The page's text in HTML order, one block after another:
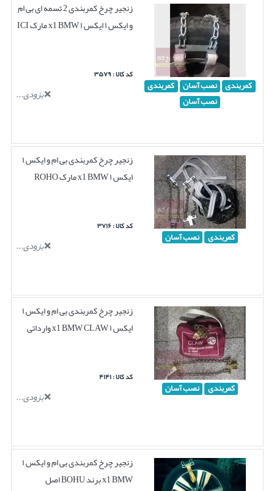
کمربندی نصب آسان کمربندی
نصب آسان
زنجیر چرخ کمربندی 2 تسمه ای بی ام
و ایکس ۱ ایکس ۱ x1 BMW مارک ICI
کد کالا : ۳۵۷۹
بزودی...
کمربندی نصب آسان
زنجیر چرخ کمربندی بی ام و ایکس ۱
ایکس ۱ x1 BMW مارک ROHO
کد کالا : ۳۷۱۶
بزودی...
کمربندی نصب آسان
زنجیر چرخ کمربندی بی ام و ایکس ۱
ایکس ۱ x1 BMW CLAW وارداتی
کد کالا : ۴۱۴۱
بزودی...
زنجیر چرخ کمربندی بی ام و ایکس ۱
x1 BMW برند BOHU اصل